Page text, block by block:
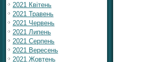
2021 Квітень
2021 Травень
2021 Червень
2021 Липень
2021 Серпень
2021 Вересень
2021 Жовтень